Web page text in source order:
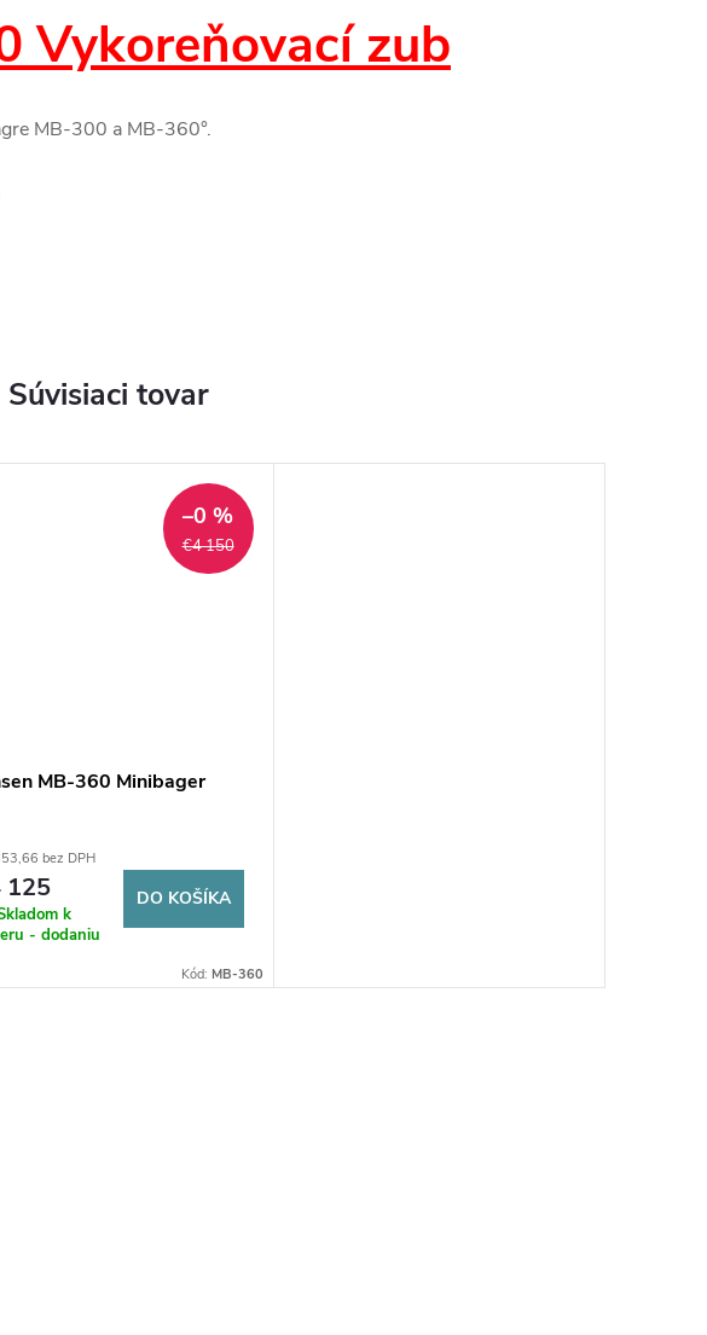
Vykoreňovací zub
MB-300 a MB-360°.
Súvisiaci tovar
€4 150
–0 %
MB-360 Minibager
bez DPH
125
k
- dodaniu
DO KOŠÍKA
Kód: MB-360